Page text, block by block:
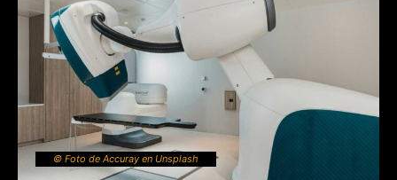
© Foto de Accuray en Unsplash